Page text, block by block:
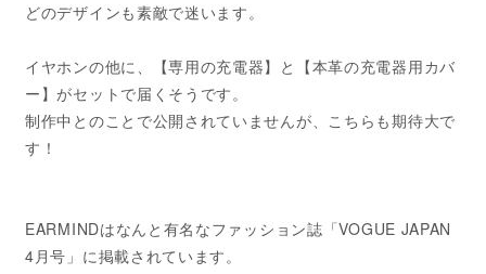
どのデザインも素敵で迷います。
イヤホンの他に、【専用の充電器】と【本革の充電器用カバ
ー】がセットで届くそうです。
制作中とのことで公開されていませんが、こちらも期待大で
す！
EARMINDはなんと有名なファッション誌「VOGUE JAPAN
4月号」に掲載されています。